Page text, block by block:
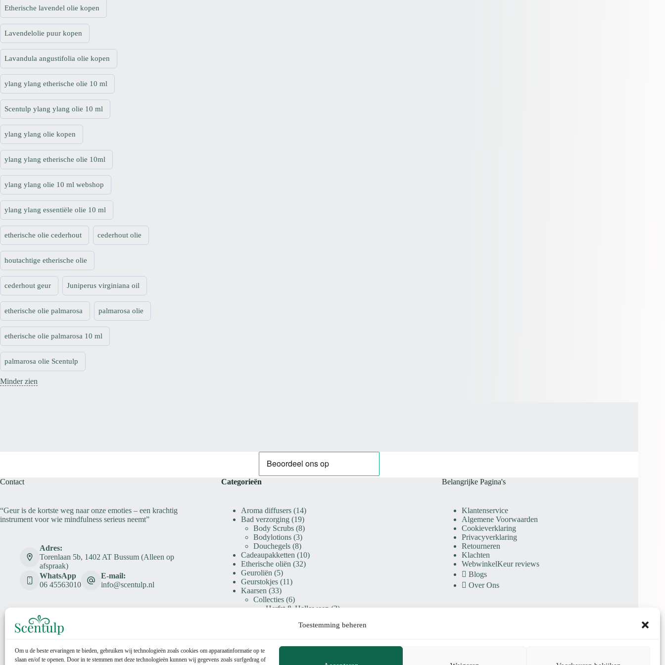
Toestemming beheren
Om u de beste ervaringen te bieden, gebruiken wij technologieën zoals cookies om apparaatinformatie op te
slaan en/of te openen. Door in te stemmen met deze technologieën kunnen wij gegevens zoals surfgedrag of
Etherische lavendel olie kopen
Lavendelolie puur kopen
Lavandula angustifolia olie kopen
ylang ylang etherische olie 10 ml
Scentulp ylang ylang olie 10 ml
ylang ylang olie kopen
ylang ylang etherische olie 10ml
ylang ylang olie 10 ml webshop
ylang ylang essentiële olie 10 ml
etherische olie cederhout cederhout olie
houtachtige etherische olie
cederhout geur Juniperus virginiana oil
etherische olie palmarosa palmarosa olie
etherische olie palmarosa 10 ml
palmarosa olie Scentulp
Minder zien
Contact
“Geur is de kortste weg naar onze emoties – een krachtig
instrument voor wie mindfulness serieus neemt”
Adres:
Torenlaan 5b, 1402 AT Bussum (Alleen op
afspraak)
WhatsApp
06 45563010
E-mail:
info@scentulp.nl
Categorieën
Aroma diffusers 1414
producten
Bad verzorging 1919
producten
Body Scrubs 88
producten
Bodylotions 33
producten
Douchegels 88
producten
Cadeaupakketten 1010
Etherische oliën 3232
Geuroliën 55
producten
Geurstokjes 1111
Kaarsen 3333
producten
Collecties 66
producten
Herfst & Halloween 22
producten
Design kaarsen 1919
Waxmelts & Geurbranders
Geurbranders
Belangrijke Pagina's
Klantenservice
Algemene Voorwaarden
Cookieverklaring
Privacyverklaring
Retourneren
Klachten
WebwinkelKeur reviews
Blogs
Over Ons